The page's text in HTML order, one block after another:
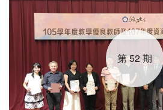
第 52 期